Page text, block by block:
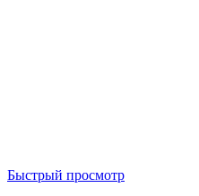
Быстрый просмотр